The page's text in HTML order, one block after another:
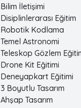
Bilim İletişimi
Disiplinlerarası Eğitim
Robotik Kodlama
Temel Astronomi
Teleskop Gözlem
Drone Kit Eğitimi
Deneyapkart Eğitimi
3 Boyutlu Tasarım
Ahşap Tasarım